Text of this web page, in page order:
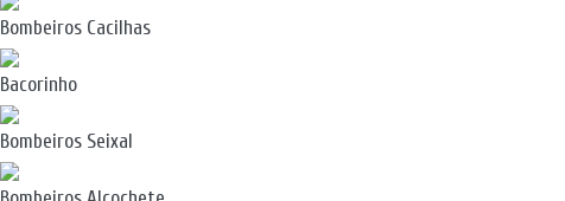
Bombeiros Cacilhas
Bacorinho
Bombeiros Seixal